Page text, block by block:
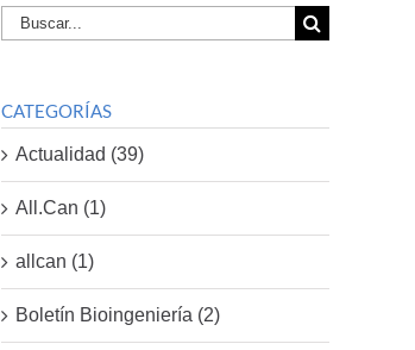
Buscar
por:
CATEGORÍAS
Actualidad (39)
All.Can (1)
allcan (1)
Boletín Bioingeniería (2)